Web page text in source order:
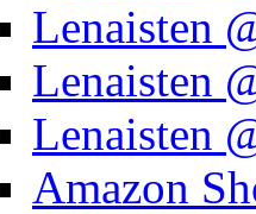
Lenaisten
Lenaisten
Lenaisten
Amazon